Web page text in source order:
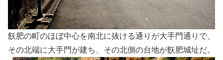
飫肥の町のほぼ中心を南北に抜ける通りが大手門通りで、
その北端に大手門が建ち、その北側の台地が飫肥城址だ。